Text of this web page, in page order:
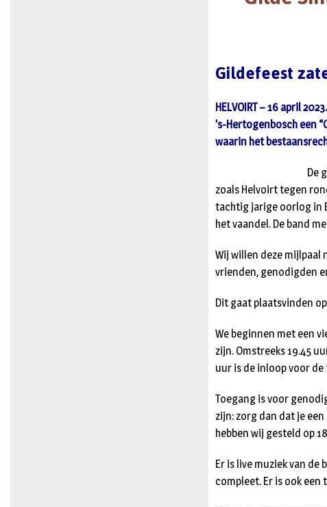
Gildefeest
HELVOIRT – 16 april
’s-Hertogenbosch een
waarin het
De
zoals Helvoirt tegen
tachtig jarige oorlog in
het vaandel. De band
Wij willen deze mijlpaal
vrienden, genodigden
Dit gaat plaatsvinden
We beginnen met een
zijn. Omstreeks 19.45
uur is de inloop voor de
Toegang is voor
zijn: zorg dan dat je
hebben wij gesteld op
Er is live muziek van de
compleet. Er is ook